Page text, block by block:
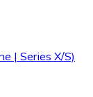
| Series X/S)